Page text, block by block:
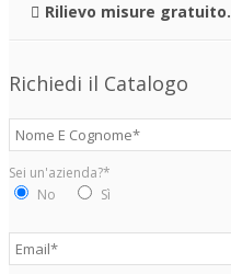
Rilievo misure gratuito.
Richiedi il Catalogo
Sei un'azienda?*
No
Sì